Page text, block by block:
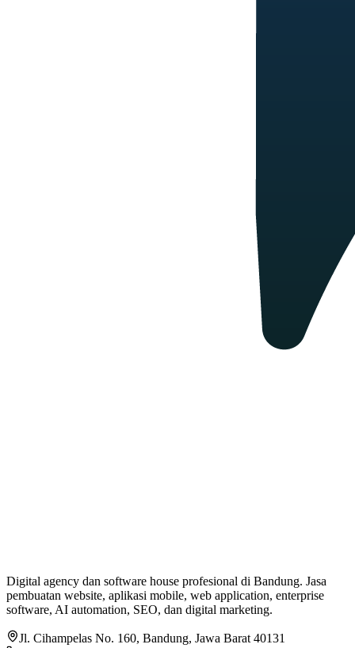
Digital agency dan software house profesional di Bandung. Jasa
pembuatan website, aplikasi mobile, web application, enterprise
software, AI automation, SEO, dan digital marketing.
Jl. Cihampelas No. 160, Bandung, Jawa Barat 40131